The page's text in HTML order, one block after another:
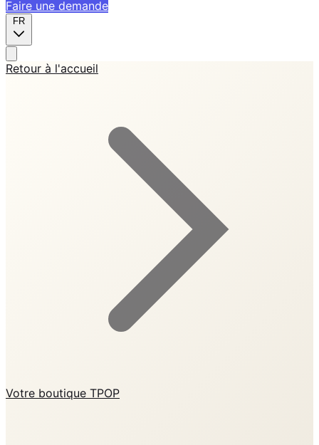
Faire une demande
FR
Retour à l'accueil
Votre boutique TPOP